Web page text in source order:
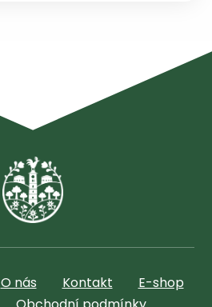
O nás Kontakt
E-shop